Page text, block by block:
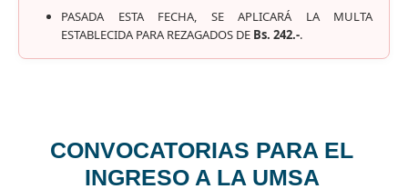
PASADA ESTA FECHA, SE APLICARÁ LA MULTA
ESTABLECIDA PARA REZAGADOS DE Bs. 242.-.
CONVOCATORIAS PARA EL
INGRESO A LA UMSA